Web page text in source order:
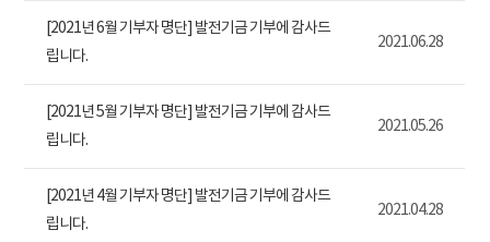
[2021년 6월 기부자 명단] 발전기금 기부에 감사드
립니다.
2021.06.28
[2021년 5월 기부자 명단] 발전기금 기부에 감사드
립니다.
2021.05.26
[2021년 4월 기부자 명단] 발전기금 기부에 감사드
립니다.
2021.04.28